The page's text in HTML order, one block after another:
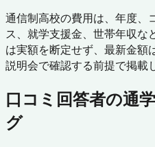
通信制高校の費用は、年度、
ス、就学支援金、世帯年収な
は実額を断定せず、最新金額
説明会で確認する前提で掲載
口コミ回答者の通
グ